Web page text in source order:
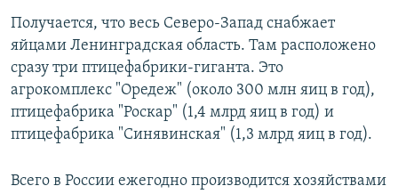
Получается, что весь Северо-Запад снабжает
яйцами Ленинградская область. Там расположено
сразу три птицефабрики-гиганта. Это
агрокомплекс "Оредеж" (около 300 млн яиц в год),
птицефабрика "Роскар" (1,4 млрд яиц в год) и
птицефабрика "Синявинская" (1,3 млрд яиц в год).
Всего в России ежегодно производится хозяйствами